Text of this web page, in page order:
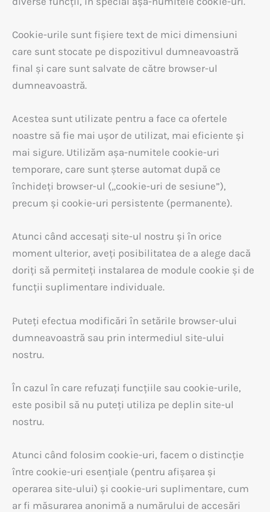
Cookie-urile sunt fișiere text de mici dimensiuni
care sunt stocate pe dispozitivul dumneavoastră
final și care sunt salvate de către browser-ul
dumneavoastră.
Acestea sunt utilizate pentru a face ca ofertele
noastre să fie mai ușor de utilizat, mai eficiente și
mai sigure. Utilizăm așa-numitele cookie-uri
temporare, care sunt șterse automat după ce
închideți browser-ul („cookie-uri de sesiune”),
precum și cookie-uri persistente (permanente).
Atunci când accesați site-ul nostru și în orice
moment ulterior, aveți posibilitatea de a alege dacă
doriți să permiteți instalarea de module cookie și de
funcții suplimentare individuale.
Puteți efectua modificări în setările browser-ului
dumneavoastră sau prin intermediul site-ului
nostru.
În cazul în care refuzați funcțiile sau cookie-urile,
este posibil să nu puteți utiliza pe deplin site-ul
nostru.
Atunci când folosim cookie-uri, facem o distincție
între cookie-uri esențiale (pentru afișarea și
operarea site-ului) și cookie-uri suplimentare, cum
ar fi măsurarea anonimă a numărului de accesări